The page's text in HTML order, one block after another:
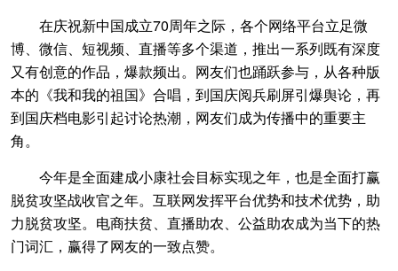
在庆祝新中国成立70周年之际，各个网络平台立足微
博、微信、短视频、直播等多个渠道，推出一系列既有深度
又有创意的作品，爆款频出。网友们也踊跃参与，从各种版
本的《我和我的祖国》合唱，到国庆阅兵刷屏引爆舆论，再
到国庆档电影引起讨论热潮，网友们成为传播中的重要主
角。
今年是全面建成小康社会目标实现之年，也是全面打赢
脱贫攻坚战收官之年。互联网发挥平台优势和技术优势，助
力脱贫攻坚。电商扶贫、直播助农、公益助农成为当下的热
门词汇，赢得了网友的一致点赞。